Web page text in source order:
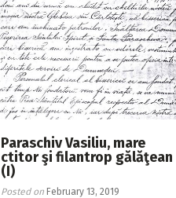
Paraschiv Vasiliu, mare
ctitor şi filantrop gălăţean
(I)
Posted on February 13, 2019